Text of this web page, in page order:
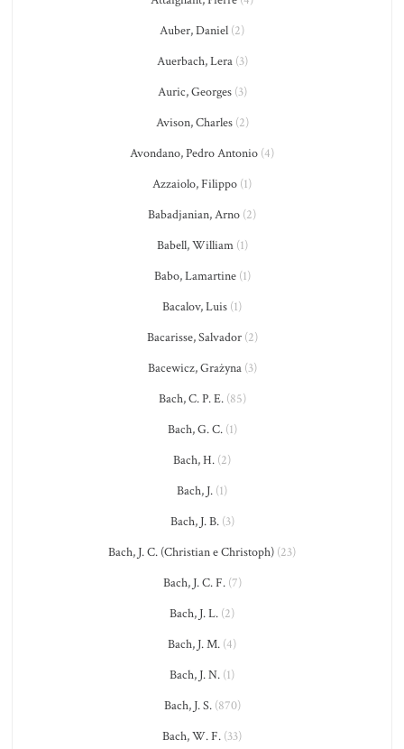
Auber, Daniel (2)
Auerbach, Lera(3)
Auric, Georges(3)
Avison, Charles(2)
Avondano, Pedro Antonio (4)
Azzaiolo, Filippo (1)
Babadjanian, Arno (2)
Babell, William(1)
Babo, Lamartine(1)
Bacalov, Luis (1)
Bacarisse, Salvador(2)
Bacewicz, Grażyna(3)
Bach, C. P. E.(85)
Bach, G. C.(1)
Bach, H. (2)
Bach, J. (1)
Bach, J. B.(3)
Bach, J. C. (Christian e Christoph) (23)
Bach, J. C. F.(7)
Bach, J. L. (2)
Bach, J. M. (4)
Bach, J. N. (1)
Bach, J. S.(870)
Bach, W. F. (33)